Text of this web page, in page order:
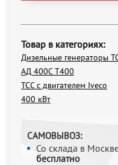
Товар в категориях:
Дизельные генераторы
АД 400С Т400
ТСС с двигателем Iveco
400 кВт
САМОВЫВОЗ:
Со склада в
бесплатно